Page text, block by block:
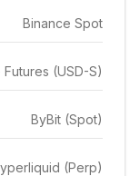
Binance Spot
Futures (USD-S)
ByBit (Spot)
(Perp)